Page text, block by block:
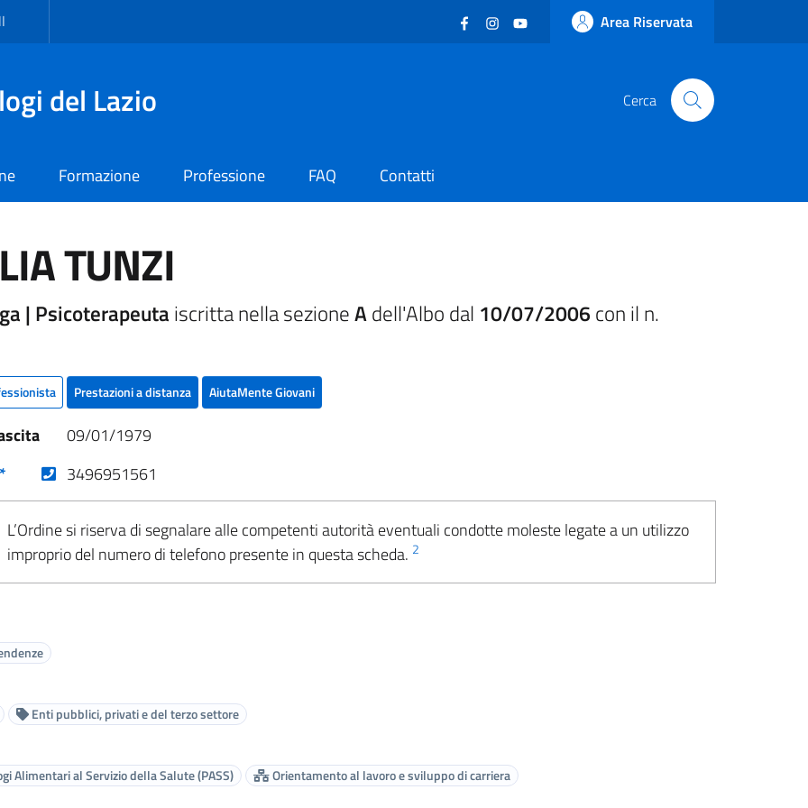
Facebook
(nuova scheda - new tab)
Instagram
(nuova scheda - new tab)
YouTube
(nuova scheda - new tab)
Area Riservata
del Lazio Cerca
Formazione Professione FAQ Contatti
TUNZI
| Psicoterapeuta iscritta nella sezioneAdell'Albo dal 10/07/2006 con il n.
Prestazioni a distanza AiutaMente Giovani
09/01/1979
* (nuova scheda - new tab)
3496951561
L’Ordine si riserva di segnalare alle competenti autorità eventuali condotte moleste legate a un utilizzo
improprio del numero di telefono presente in questa scheda. 2
Enti pubblici, privati e del terzo settore
Alimentari al Servizio della Salute (PASS)
Orientamento al lavoro e sviluppo di carriera